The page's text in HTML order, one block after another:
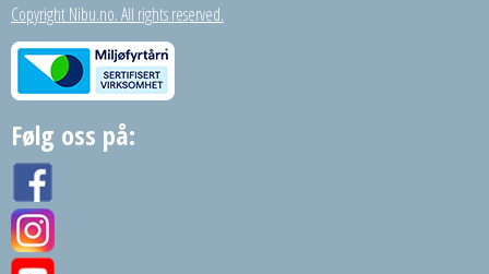
Copyright Nibu.no. All rights reserved.
Følg oss på: